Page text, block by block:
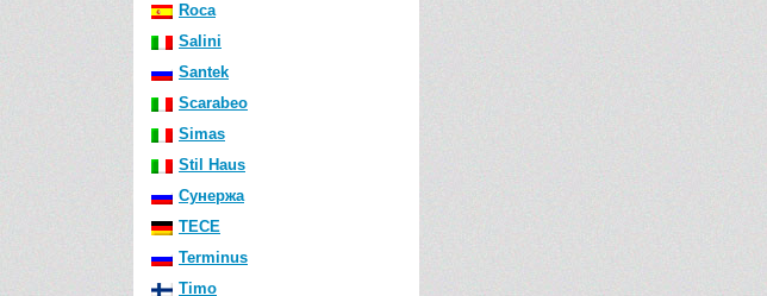
Roca
Salini
Santek
Scarabeo
Simas
Stil Haus
Сунержа
TECE
Terminus
Timo